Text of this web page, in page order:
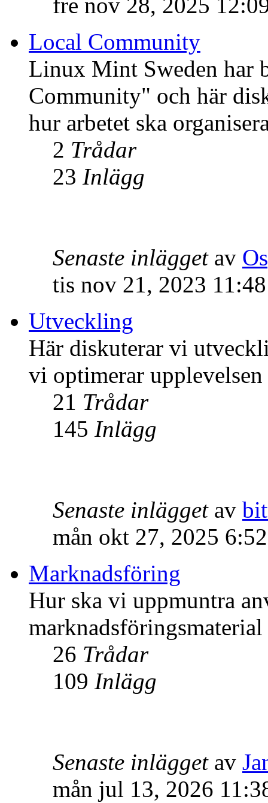
fre nov 28, 2025
Local Community
Linux Mint Sweden
Community" och här
hur arbetet ska
2 Trådar
23 Inlägg
Senaste inläggetav
tis nov 21, 2023
Utveckling
Här diskuterar vi
vi optimerar
21 Trådar
145 Inlägg
Senaste inläggetav
mån okt 27, 2025
Marknadsföring
Hur ska vi uppmuntra
26 Trådar
109 Inlägg
Senaste inläggetav
mån jul 13, 2026